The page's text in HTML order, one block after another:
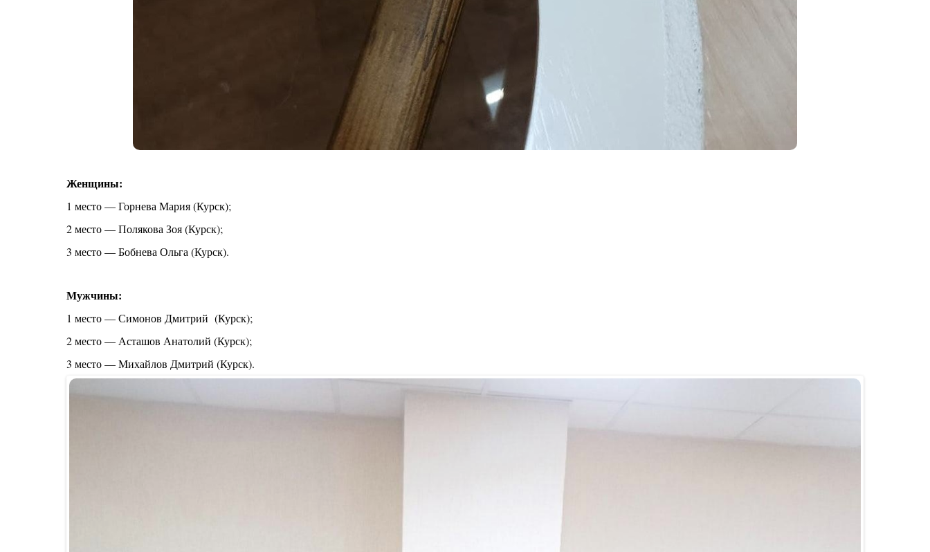
Женщины:
1 место — Горнева Мария (Курск);
2 место — Полякова Зоя (Курск);
3 место — Бобнева Ольга (Курск).
Мужчины:
1 место — Симонов Дмитрий (Курск);
2 место — Асташов Анатолий (Курск);
3 место — Михайлов Дмитрий (Курск).